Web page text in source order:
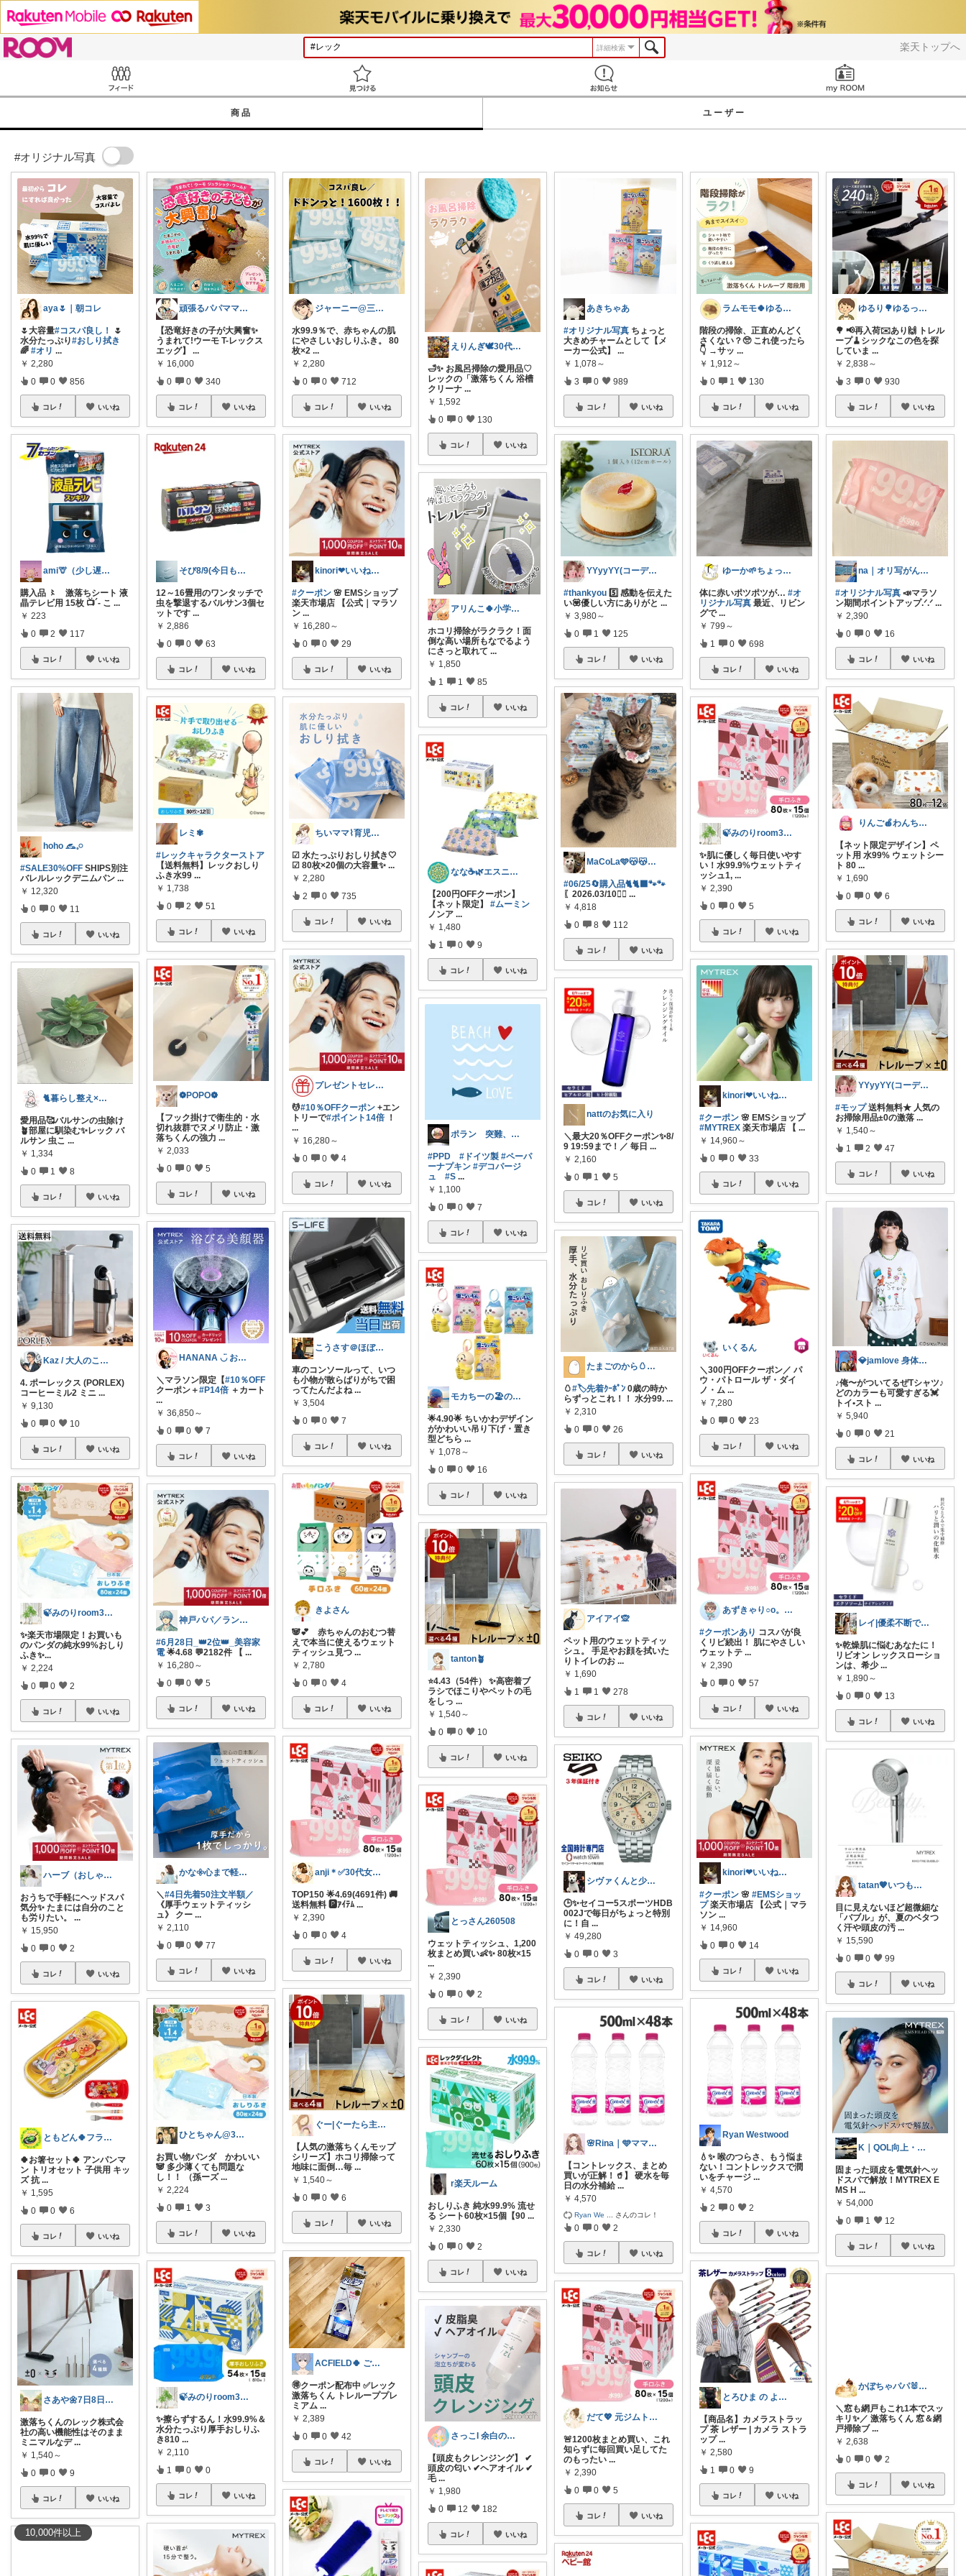
楽天トップへ
詳細検索
商品 ユーザー
#オリジナル写真
10,000件以上
aya🌷｜朝コレ
🌷大容量#コスパ良し！
🌷
水分たっぷり#おしり拭き
🌈 #オリ ...
￥ 2,280
0 0 856
コレ いいね
ami🦒（少し遅れます🐢）
購入品 〻 激落ちシート 液
晶テレビ用 15枚 📺´‐ こ ...
￥ 223
0 2 117
コレ いいね
hoho 𓃺𓈒𓏸
#SALE30%OFF SHIPS別注
バレルレックデニムパン ...
￥ 12,320
0 0 11
コレ いいね
🐈暮らし整え×便利グッズ📝インテリア
愛用品🥰バルサンの虫除け
🪴部屋に馴染む✨レック バ
ルサン 虫こ ...
￥ 1,334
0 1 8
コレ いいね
Kaz / 大人のこだわりモノ選び
4. ポーレックス (PORLEX)
コーヒーミル2 ミニ ...
￥ 9,130
0 0 10
コレ いいね
🍃みのりroom303🍃
✨楽天市場限定！お買いも
のパンダの純水99%おしり
ふき✨ ​...
￥ 2,224
0 0 2
コレ いいね
ハーブ（おしゃれに楽したい主婦）
おうちで手軽にヘッドスパ
気分✨ たまには自分のこと
も労りたい。
...
￥ 15,950
0 0 2
コレ いいね
ともどん🍀フライパン料理ある暮らし🍳
🍀お箸セット🍀 アンパンマ
ン トリオセット 子供用 キッ
ズ 抗 ...
￥ 1,595
0 0 6
コレ いいね
さあや🌼7日8日有難うございます
激落ちくんのレック株式会
社の高い機能性はそのまま
ミニマルなデ ...
￥ 1,540～
0 0 9
コレ いいね
頑張るパパママ応援隊@育児・子供用品紹介
【恐竜好きの子が大興奮✨
うまれて!ウーモ T-レックス
エッグ】
...
￥ 16,000
0 0 340
コレ いいね
そび8/9(今日も良いことありますように
12～16畳用のワンタッチで
虫を撃退するバルサン3個セ
ットです ...
￥ 2,886
0 0 63
コレ いいね
レミ✾
#レックキャラクターストア
【送料無料】レックおしり
ふき水99 ...
￥ 1,738
0 2 51
コレ いいね
❁POPO❁
【フック掛けで衛生的・水
切れ抜群でヌメリ防止・激
落ちくんの強力 ...
￥ 2,033
0 0 5
コレ いいね
HANANA ◡̈ お節介おかんの厳選品
＼マラソン限定【#10％OFF
クーポン＋#P14倍 ＋カート
...
￥ 36,850～
0 0 7
コレ いいね
神戸パパ／ランキング＆レビュー毎日掲載
#6月28日_👑2位👑_美容家
電 🌟4.68 💬2182件 【 ...
￥ 16,280～
0 0 5
コレ いいね
かな𖧷心まで軽くなる暮らしの記録🌿
＼#4日先着50注文半額／
《厚手ウェットティッシ
ュ》 クー ...
￥ 2,110
0 0 77
コレ いいね
ひとちゃん@3児ママの楽天ROOM🌿
お買い物パンダ かわいい
🐼 多少薄くても問題な
し！！ （孫ーズ ...
￥ 2,224
0 1 3
コレ いいね
🍃みのりroom303🍃
✨擦らずするん！水99.9%＆
水分たっぷり厚手おしりふ
き810 ...
￥ 2,110
1 0 0
コレ いいね
ジャーニー@三兄弟ママ
水99.9％で、赤ちゃんの肌
にやさしいおしりふき。 80
枚×2 ...
￥ 2,280
0 0 712
コレ いいね
kinori❤︎いいねご購入感謝です💝
#クーポン 🌸 EMSショップ
楽天市場店 【公式｜マラソ
ン ...
￥ 16,280～
0 0 29
コレ いいね
ちいママ⌇育児グッズ𖤣𖥧𖥣𖡡
☑︎ 水たっぷりおしり拭き🤍
☑︎ 80枚×20個の大容量✨...
￥ 2,280
2 0 735
コレ いいね
プレゼントセレクト館024
💆#10％OFFクーポン +エン
トリーで#ポイント14倍 ！
...
￥ 16,280～
0 0 4
コレ いいね
こうさす＠ほぼ毎日更新
車のコンソールって、いつ
も小物が散らばりがちで困
ってたんだよね ...
￥ 3,504
0 0 7
コレ いいね
きよさん
🐼💕 赤ちゃんのおむつ替
えで本当に使えるウェット
ティッシュ見つ ...
￥ 2,780
0 0 4
コレ いいね
anji＊✅30代女性売上ランキング🏆
TOP150 🌟4.69(4691件) 🚚
送料無料 🅿ｱｲﾃﾑ ...
￥ 2,390
0 0 4
コレ いいね
ぐー|ぐーたら主婦のラク家事ルーム
【人気の激落ちくんモップ
シリーズ】ホコリ掃除って
地味に面倒…毎 ...
￥ 1,540～
0 0 6
コレ いいね
ACFIELD🍀 ご購入感謝です
🉐クーポン配布中 ✅レック
激落ちくん トレループプレ
ミアム...
￥ 2,389
0 0 42
コレ いいね
えりんぎ🕊️30代幸せな一人暮らし🌸
🛁✨ お風呂掃除の愛用品♡
レックの「激落ちくん 浴槽
クリーナ ...
￥ 1,592
0 0 130
コレ いいね
アリんこ🍀小学生ママ 経由購入感謝です
ホコリ掃除がラクラク！面
倒な高い場所もなでるよう
にさっと取れて ...
￥ 1,850
1 1 85
コレ いいね
なな☕️🌿エスニック／アジアン雑貨
【200円OFFクーポン】
【ネット限定】#ムーミン
ノンア ...
￥ 1,480
1 0 9
コレ いいね
ポラン 突難、メニエール病で療養中
#PPD #ドイツ製 #ペーパ
ーナプキン #デコパージ
ュ
#S ...
￥ 1,100
0 0 7
コレ いいね
モカちーの🏖️のんびりライフ🐈✨
🌟4.90🌟 ちいかわデザイン
がかわいい吊り下げ・置き
型どちら ...
￥ 1,078～
0 0 16
コレ いいね
tanton🪴
⭐4.43（54件） ✨高密着ブ
ラシでほこりやペットの毛
をしっ ...
￥ 1,540～
0 0 10
コレ いいね
とっさん260508
ウェットティッシュ、1,200
枚まとめ買い👶✨ 80枚×15
...
￥ 2,390
0 0 2
コレ いいね
r楽天ルーム
おしりふき 純水99.9% 流せ
る シート60枚×15個【90 ...
￥ 2,330
0 0 2
コレ いいね
さっこI 余白のある暮らし
【頭皮もクレンジング】 ✔︎
頭皮の匂い ✔︎ヘアオイル ✔︎
毛 ...
￥ 1,980
0 12 182
コレ いいね
あきちゃあ
#オリジナル写真 ちょっと
大きめチャームとして【メ
ーカー公式】
...
￥ 1,078～
3 0 989
コレ いいね
YYyyYY(コーデやってます🐢🐾)
#thankyou 5️⃣ 感動を伝えた
い💟優しい方にありがと ...
￥ 3,980～
0 1 125
コレ いいね
MaCoLa🩵😽😽🩷②🫶✨
#06/25🔄購入品🐈🐈‍⬛🐾🐾
〖2026.03/10🏃‍♀ ...
￥ 4,818
0 8 112
コレ いいね
nattのお気に入り
＼最大20％OFFクーポン✨8/
9 19:59まで！／ 毎日 ...
￥ 2,160
0 1 5
コレ いいね
たまごのから🥚ラクに暮らす┊︎育児
🥚#🏷️先着ｸｰﾎﾟﾝ 0歳の時か
らずっとこれ！！ 水分99. ...
￥ 2,310
0 0 26
コレ いいね
アイアイ🙊
ペット用のウェットティッ
シュ。 手足やお顔を拭いた
りトイレのお ...
￥ 1,690
1 1 278
コレ いいね
シヴァくんと少佐のROOM
🕒✨セイコー5スポーツHDB
002Jで毎日がちょっと特別
に！自 ...
￥ 49,280
0 0 3
コレ いいね
🌸Rina｜🩵ママ必見アイテム🩵
【コントレックス、まとめ
買いが正解！🥤】 硬水を毎
日の水分補給 ...
￥ 4,570
Ryan We さんのコレ！
0 0 2
コレ いいね
だて💖 元ジムトレーナーママ子育て美容
🚨1200枚まとめ買い、これ
知らずに毎回買い足してた
のもったい ...
￥ 2,390
0 0 5
コレ いいね
ラムモモ🍀ゆるっとミニマル
階段の掃除、正直めんどく
さくない？🥺 これ使ったら
👇 →サッ ...
￥ 1,912～
0 1 130
コレ いいね
ゆーか🌱ちょっと気分が整う暮らし集め
体に赤いポツポツが…#オ
リジナル写真 最近、リビン
グで ...
￥ 799～
1 0 698
コレ いいね
🍃みのりroom303🍃
✨肌に優しく毎日使いやす
い！水99.9%ウェットティ
ッシュ1, ...
￥ 2,390
0 0 5
コレ いいね
kinori❤︎いいねご購入感謝です💝
#クーポン 🌸 EMSショップ
#MYTREX 楽天市場店 【 ...
￥ 14,960～
0 0 33
コレ いいね
いくるん
＼300円OFFクーポン／ パ
ウ・パトロール ザ・ダイ
ノ・ム ...
￥ 7,280
0 0 23
コレ いいね
あずきゃり○o。.🐟🐠
#クーポンあり コスパが良
くリピ続出！ 肌にやさしい
ウェットテ ...
￥ 2,390
0 0 57
コレ いいね
kinori❤︎いいねご購入感謝です💝
#クーポン 🌸#EMSショッ
プ楽天市場店 【公式｜マラ
ソン ...
￥ 14,960
0 0 14
コレ いいね
Ryan Westwood
💧✨ 喉のつらさ、もう悩ま
ない！コントレックスで潤
いをチャージ ...
￥ 4,570
2 0 2
コレ いいね
とろひま の よろず屋～お得な商品たち～
【商品名】カメラストラッ
プ 茶 レザー | カメラ ストラ
ップ ...
￥ 2,580
1 0 9
コレ いいね
ゆるり🌳ゆるっと暮らし整える🧺🫕
🌳 📢再入荷✉️あり🙌 トレル
ープ🧹シックなこの色を探
していま ...
￥ 2,838～
3 0 930
コレ いいね
na｜オリ写がんばる2kids mama
#オリジナル写真 📣マラソ
ン期間ポイントアップ.ᐟ‪.ᐟ‪ ...
￥ 2,390
0 0 16
コレ いいね
りんご🍎わんちゃん🐶との生活✩⡱
【ネット限定デザイン】ペ
ット用 水99% ウェットシー
ト 80 ...
￥ 1,690
0 0 6
コレ いいね
YYyyYY(コーデやってます🐢🐾)
#モップ送料無料★ 人気の
お掃除用品±0の激落 ...
￥ 1,540～
1 2 47
コレ いいね
💎jamlove 身体に優しく
♪俺〜がついてるぜTシャツ♪
どのカラーも可愛すぎる💓
トイ•スト ...
￥ 5,940
0 0 21
コレ いいね
レイ|優柔不断で選べない🥲
✨乾燥肌に悩むあなたに！
リビオン レックスローショ
ンは、希少 ...
￥ 1,890～
0 0 13
コレ いいね
tatan🧡いつもありがとうございます
目に見えないほど超微細な
「バブル」が、夏のベタつ
く汗や頭皮の汚 ...
￥ 15,590
0 0 99
コレ いいね
K｜QOL向上・良品選定室
固まった頭皮を電気針ヘッ
ドスパで解放！MYTREX E
MS H ...
￥ 54,000
0 1 12
コレ いいね
かぼちゃパパ🐰経由購入感謝です♪
＼窓も網戸もこれ1本でスッ
キリ✨／ 激落ちくん 窓＆網
戸掃除ブ
...
￥ 2,638
0 0